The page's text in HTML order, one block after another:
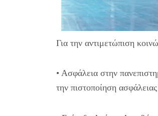
Για την αντιμετώπιση
• Ασφάλεια στην
την πιστοποίηση